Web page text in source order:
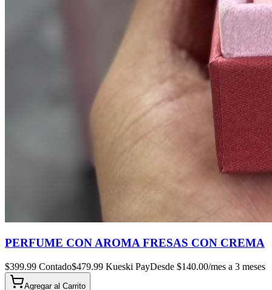
PERFUME CON AROMA FRESAS CON CREMA
$399.99 Contado$479.99 Kueski PayDesde $140.00/mes a 3 meses
Agregar al Carrito